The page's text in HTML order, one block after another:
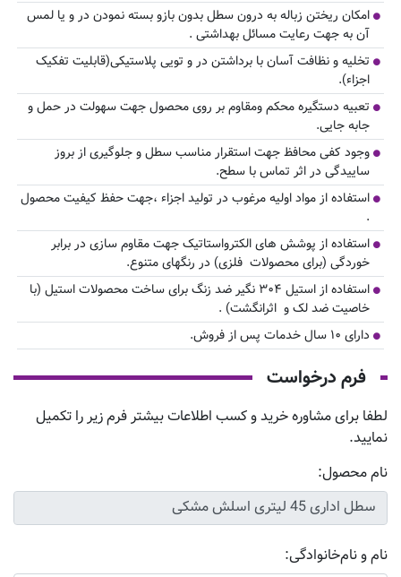
امکان ریختن زباله به درون سطل بدون بازو بسته نمودن در و یا لمس
آن به جهت رعایت مسائل بهداشتی .
تخلیه و نظافت آسان با برداشتن در و تویی پلاستیکی(قابلیت تفکیک
اجزاء).
تعبیه دستگیره محکم ومقاوم بر روی محصول جهت سهولت در حمل و
جابه جایی.
وجود کفی محافظ جهت استقرار مناسب سطل و جلوگیری از بروز
ساییدگی در اثر تماس با سطح.
استفاده از مواد اولیه مرغوب در تولید اجزاء ،جهت حفظ کیفیت محصول
.
استفاده از پوشش های الکترواستاتیک جهت مقاوم سازی در برابر
خوردگی (برای محصولات فلزی) در رنگهای متنوع.
استفاده از استیل ۳۰۴ نگیر ضد زنگ برای ساخت محصولات استیل (با
خاصیت ضد لک و اثرانگشت) .
دارای ۱۰ سال خدمات پس از فروش.
فرم درخواست
لطفا برای مشاوره خرید و کسب اطلاعات بیشتر فرم زیر را تکمیل
نمایید.
نام محصول:
نام و نام‌خانوادگی: